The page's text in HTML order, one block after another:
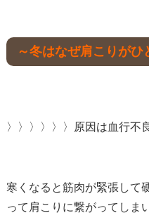
～冬はなぜ肩こりがひ
〉〉〉〉〉〉原因は血行不
寒くなると筋肉が緊張して
って肩こりに繋がってしま